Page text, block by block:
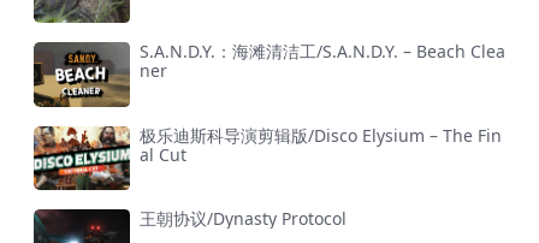
S.A.N.D.Y.：海滩清洁工/S.A.N.D.Y. – Beach Clea
ner
极乐迪斯科导演剪辑版/Disco Elysium – The Fin
al Cut
王朝协议/Dynasty Protocol